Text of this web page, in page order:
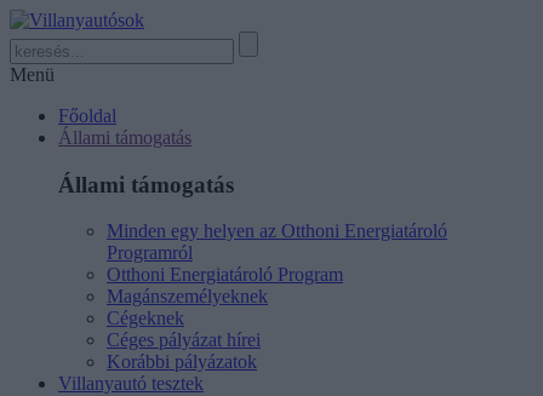
Menü
Főoldal
Állami támogatás
Állami támogatás
Minden egy helyen az Otthoni Energiatároló
Programról
Otthoni Energiatároló Program
Magánszemélyeknek
Cégeknek
Céges pályázat hírei
Korábbi pályázatok
Villanyautó tesztek